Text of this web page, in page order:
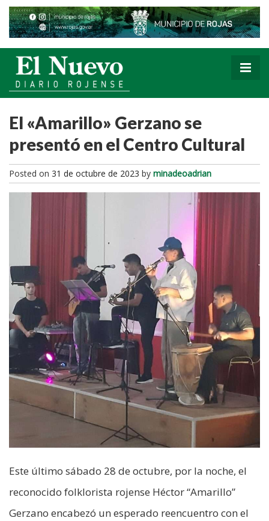
El «Amarillo» Gerzano se
presentó en el Centro Cultural
Posted on 31 de octubre de 2023 by minadeoadrian
Este último sábado 28 de octubre, por la noche, el
reconocido folklorista rojense Héctor “Amarillo”
Gerzano encabezó un esperado reencuentro con el